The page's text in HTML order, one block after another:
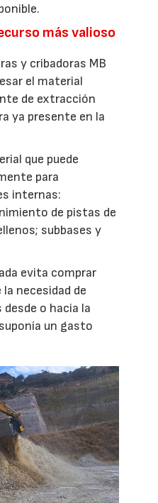
más valioso
y cribadoras MB
el material
de extracción
ya presente en la
que puede
para
internas:
de pistas de
subbases y
evita comprar
necesidad de
o hacia la
un gasto